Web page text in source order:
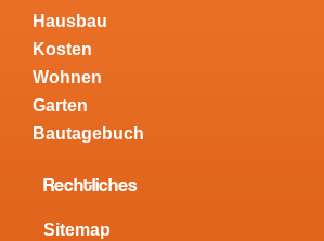
Hausbau
Kosten
Wohnen
Garten
Bautagebuch
Rechtliches
Sitemap